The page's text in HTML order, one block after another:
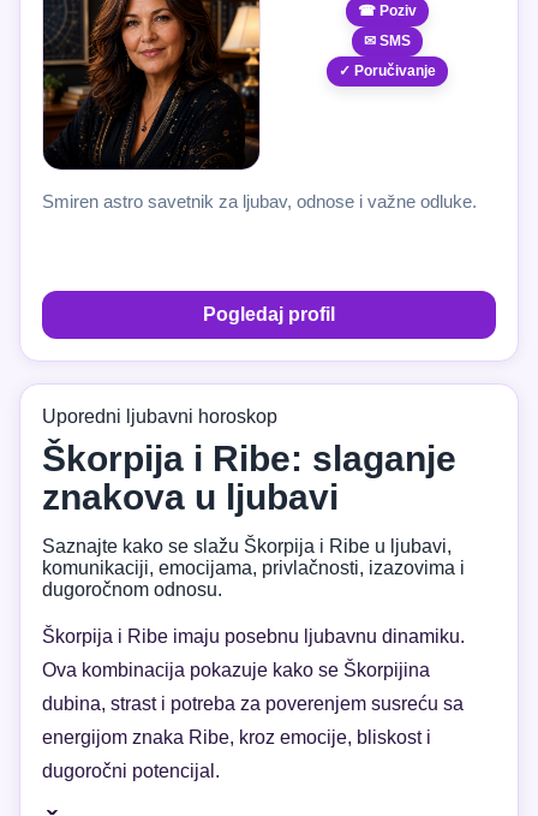
☎ Poziv
✉ SMS
✓ Poručivanje
Smiren astro savetnik za ljubav, odnose i važne odluke.
Pogledaj profil
Uporedni ljubavni horoskop
Škorpija i Ribe: slaganje
znakova u ljubavi
Saznajte kako se slažu Škorpija i Ribe u ljubavi,
komunikaciji, emocijama, privlačnosti, izazovima i
dugoročnom odnosu.
Škorpija i Ribe imaju posebnu ljubavnu dinamiku.
Ova kombinacija pokazuje kako se Škorpijina
dubina, strast i potreba za poverenjem susreću sa
energijom znaka Ribe, kroz emocije, bliskost i
dugoročni potencijal.